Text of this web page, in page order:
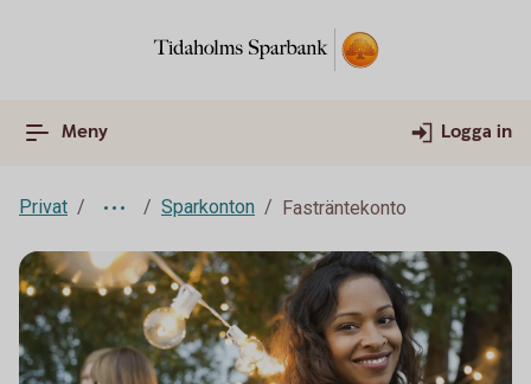
Meny Logga in
Privat Sparkonton Fasträntekonto